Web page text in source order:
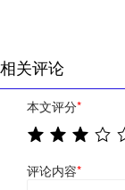
相关评论
本文评分*
评论内容*